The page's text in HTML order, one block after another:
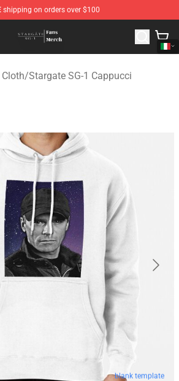
shipping on orders over $100
- Official Stargate SG-1
/Stargate SG-1 Cappucci
blank template